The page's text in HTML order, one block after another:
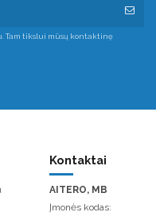
Tam tikslui mūsų kontaktinę
Kontaktai
AITERO, MB
Įmonės kodas: